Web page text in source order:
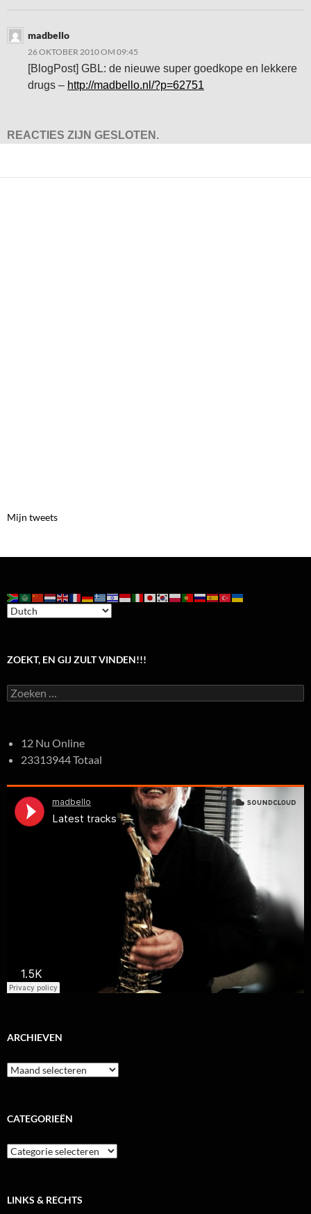
madbello
26 OKTOBER 2010 OM 09:45
[BlogPost] GBL: de nieuwe super goedkope en lekkere
drugs – http://madbello.nl/?p=62751
REACTIES ZIJN GESLOTEN.
Mijn tweets
ZOEKT, EN GIJ ZULT VINDEN!!!
Zoeken
naar:
12 Nu Online
23313944 Totaal
ARCHIEVEN
Archieven
CATEGORIEËN
Categorieën
LINKS & RECHTS